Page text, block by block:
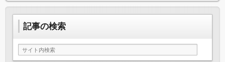
記事の検索